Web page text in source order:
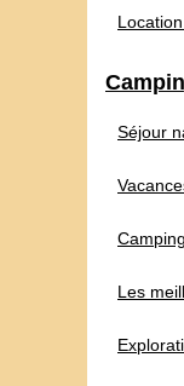
Séjour
Les